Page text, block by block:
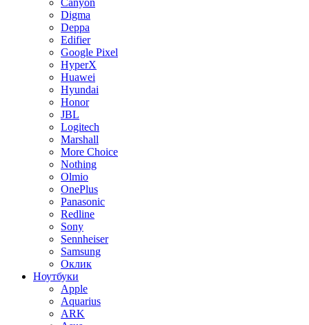
Canyon
Digma
Deppa
Edifier
Google Pixel
HyperX
Huawei
Hyundai
Honor
JBL
Logitech
Marshall
More Choice
Nothing
Olmio
OnePlus
Panasonic
Redline
Sony
Sennheiser
Samsung
Оклик
Ноутбуки
Apple
Aquarius
ARK